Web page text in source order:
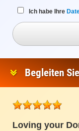
Ich habe Ihre
Begleiten
Loving your